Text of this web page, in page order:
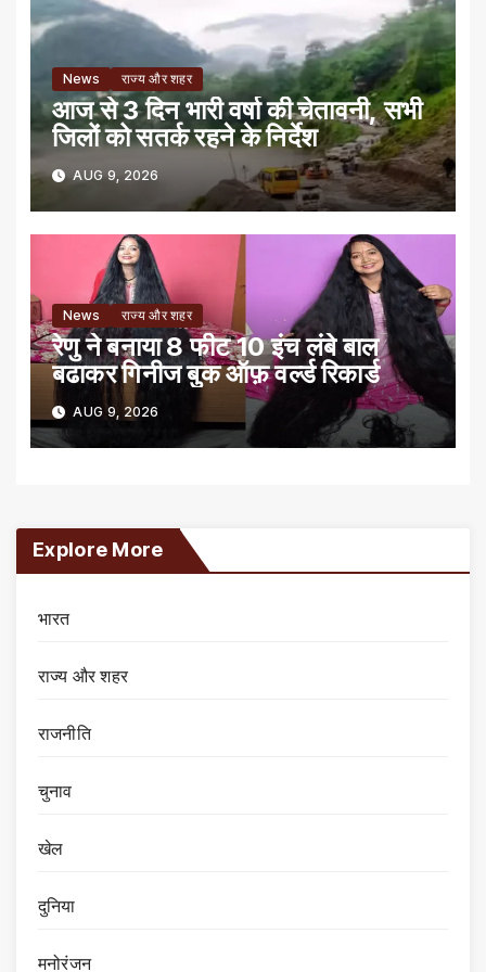
News राज्य और शहर
आज से 3 दिन भारी वर्षा की चेतावनी, सभी
जिलों को सतर्क रहने के निर्देश
AUG 9, 2026
News राज्य और शहर
रेणु ने बनाया 8 फीट 10 इंच लंबे बाल
बढाकर गिनीज बुक ऑफ़ वर्ल्ड रिकार्ड
AUG 9, 2026
Explore More
भारत
राज्य और शहर
राजनीति
चुनाव
खेल
दुनिया
मनोरंजन